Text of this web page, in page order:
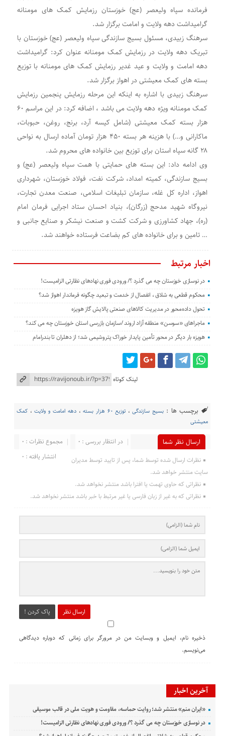
فرمانده سپاه ولیعصر (عج) خوزستان رزمایش کمک های مومنانه
گرامیداشت دهه ولایت و امامت برگزار شد.
سرهنگ زبیدی، مسئول بسیج سازندگی سپاه ولیعصر (عج) خوزستان با
تبریک دهه ولایت در رزمایش کمک مومنانه عنوان کرد: گرامیداشت
دهه امامت و ولایت و عید غدیر رزمایش کمک های مومنانه با توزیع
بسته های کمک معیشتی در اهواز برگزار شد.
سرهنگ زبیدی با اشاره به اینکه این مرحله رزمایش پنجمین رزمایش
کمک مومنانه ویژه دهه ولایت می باشد ، اضافه کرد: در این مراسم ۶۰
هزار بسته کمک معیشتی (شامل کیسه آرد، برنج، روغن، حبوبات،
ماکارانی و…) با هزینه هر بسته ۴۵۰ هزار تومان آماده ارسال به نواحی
۲۸ گانه سپاه استان برای توزیع بین خانواده های محروم شد.
وی ادامه داد: این بسته های حمایتی با همت سپاه ولیعصر (عج) و
بسیج سازندگی، کمیته امداد، شرکت نفت، فولاد خوزستان، شهرداری
اهواز، اداره کل غله، سازمان تبلیغات اسلامی، صنعت معدن تجارت،
نیروگاه شهید مدحج (زرگان)، بنیاد احسان ستاد اجرایی فرمان امام
(ره)، جهاد کشاورزی و شرکت کشت و صنعت نیشکر و صنایع جانبی و
… تامین و برای خانواده های کم بضاعت فرستاده خواهند شد.
اخبار مرتبط
در نوسازی خوزستان چه می گذرد ؟/ ورودی فوری نهادهای نظارتی الزامیست!
محکوم قطعی به شلاق ، انفصال از خدمت و تبعید چگونه فرماندار اهواز شد؟
تحول داده‌محور در مدیریت کالاهای صنعتی پالایش گاز هویزه
ماجراهای «سوسن» منطقه آزاد اروند /سازمان بازرسی استان خوزستان چه می کند؟
هویزه بار دیگر در محور تأمین پایدار خوراک پتروشیمی شد؛ از دهلران تا بندرامام
لینک کوتاه
برچسب ها : بسیج سازندگی، توزیع ۶۰ هزار بسته ، دهه امامت و ولایت، کمک
معیشتی
ارسال نظر شما مجموع نظرات : 0
در انتظار بررسی : 0
انتشار یافته : 0
نظرات ارسال شده توسط شما، پس از تایید توسط مدیران
سایت منتشر خواهد شد.
نظراتی که حاوی تهمت یا افترا باشد منتشر نخواهد شد.
نظراتی که به غیر از زبان فارسی یا غیر مرتبط با خبر باشد منتشر نخواهد شد.
ارسال نظر پاک کردن !
ذخیره نام، ایمیل و وبسایت من در مرورگر برای زمانی که دوباره دیدگاهی
می‌نویسم.
آخرین اخبار
«ایران منم» منتشر شد؛ روایت حماسه، مقاومت و هویت ملی در قالب موسیقی
در نوسازی خوزستان چه می گذرد ؟/ ورودی فوری نهادهای نظارتی الزامیست!